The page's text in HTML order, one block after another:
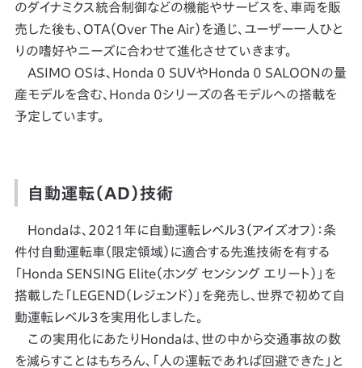
のダイナミクス統合制御などの機能やサービスを、車両を販
売した後も、OTA（Over The Air）を通じ、ユーザー一人ひと
りの嗜好やニーズに合わせて進化させていきます。
ASIMO OSは、Honda 0 SUVやHonda 0 SALOONの量
産モデルを含む、Honda 0シリーズの各モデルへの搭載を
予定しています。
自動運転（AD）技術
Hondaは、2021年に自動運転レベル3（アイズオフ）：条
件付自動運転車（限定領域）に適合する先進技術を有する
「Honda SENSING Elite（ホンダ センシング エリート）」を
搭載した「LEGEND（レジェンド）」を発売し、世界で初めて自
動運転レベル3を実用化しました。
この実用化にあたりHondaは、世の中から交通事故の数
を減らすことはもちろん、「人の運転であれば回避できた」と